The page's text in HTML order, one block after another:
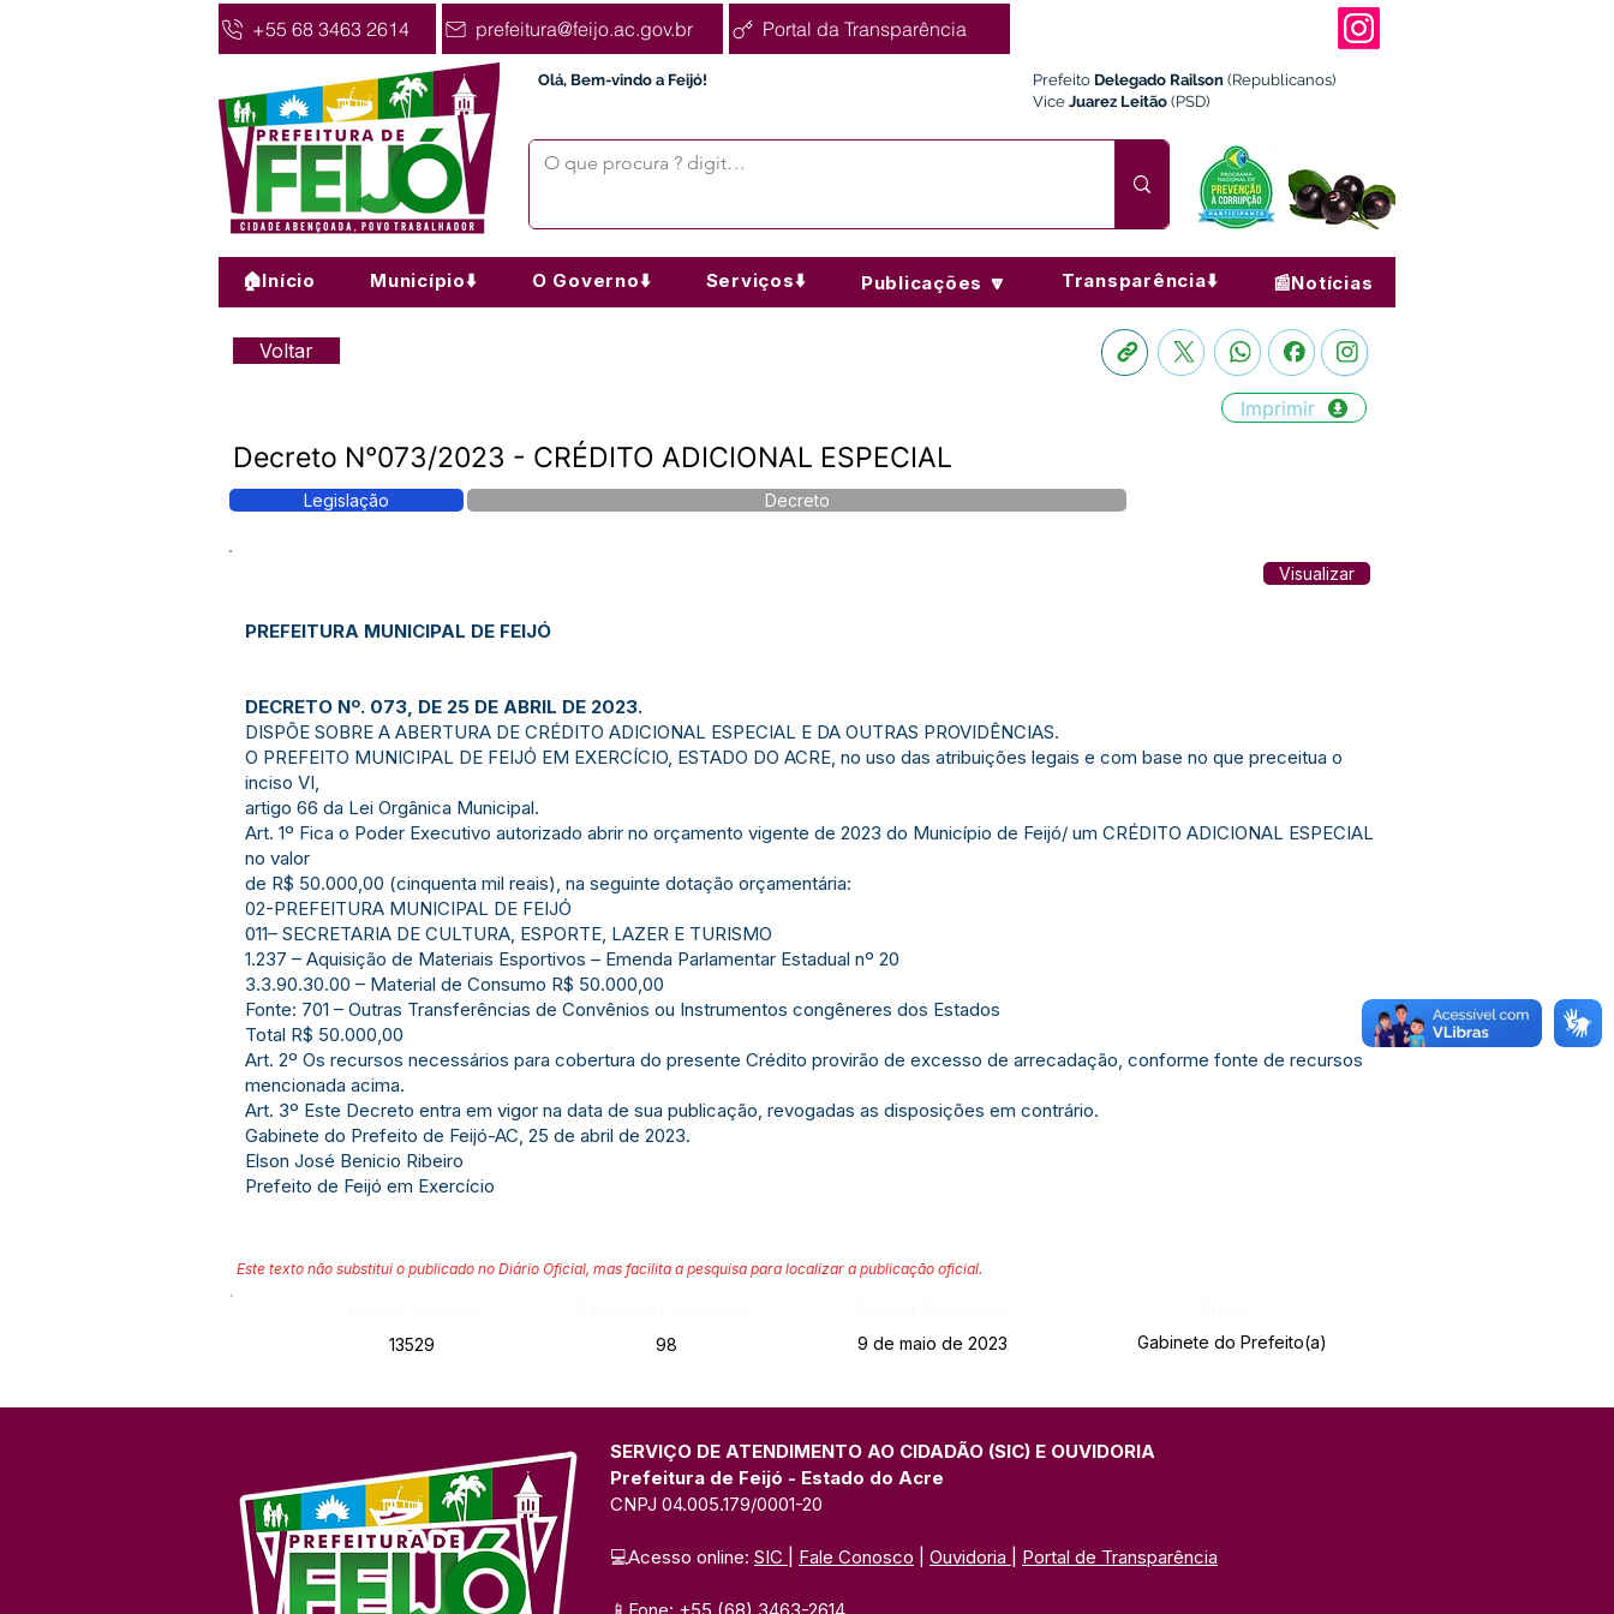
+55 68 3463 2614 prefeitura@feijo.ac.gov.br Portal da Transparência
Olá, Bem-vindo a Feijó! Prefeito Delegado Railson (Republicanos)
Vice Juarez Leitão (PSD)
🏠Início Município⬇️ O Governo⬇️ Serviços⬇️ Publicações 🔽 Transparência⬇️ 📰Notícias
Voltar
Imprimir
Decreto N°073/2023 - CRÉDITO ADICIONAL ESPECIAL
Legislação Decreto
Visualizar
PREFEITURA MUNICIPAL DE FEIJÓ
DECRETO Nº. 073, DE 25 DE ABRIL DE 2023.
DISPÕE SOBRE A ABERTURA DE CRÉDITO ADICIONAL ESPECIAL E DA OUTRAS PROVIDÊNCIAS.
O PREFEITO MUNICIPAL DE FEIJÓ EM EXERCÍCIO, ESTADO DO ACRE, no uso das atribuições legais e com base no que preceitua o
inciso VI,
artigo 66 da Lei Orgânica Municipal.
Art. 1º Fica o Poder Executivo autorizado abrir no orçamento vigente de 2023 do Município de Feijó/ um CRÉDITO ADICIONAL ESPECIAL
no valor
de R$ 50.000,00 (cinquenta mil reais), na seguinte dotação orçamentária:
02-PREFEITURA MUNICIPAL DE FEIJÓ
011– SECRETARIA DE CULTURA, ESPORTE, LAZER E TURISMO
1.237 – Aquisição de Materiais Esportivos – Emenda Parlamentar Estadual nº 20
3.3.90.30.00 – Material de Consumo R$ 50.000,00
Fonte: 701 – Outras Transferências de Convênios ou Instrumentos congêneres dos Estados
Total R$ 50.000,00
Art. 2º Os recursos necessários para cobertura do presente Crédito provirão de excesso de arrecadação, conforme fonte de recursos
mencionada acima.
Art. 3º Este Decreto entra em vigor na data de sua publicação, revogadas as disposições em contrário.
Gabinete do Prefeito de Feijó-AC, 25 de abril de 2023.
Elson José Benicio Ribeiro
Prefeito de Feijó em Exercício
Este texto não substitui o publicado no Diário Oficial, mas facilita a pesquisa para localizar a publicação oficial.
13529
98 9 de maio de 2023 Gabinete do Prefeito(a)
SERVIÇO DE ATENDIMENTO AO CIDADÃO (SIC) E OUVIDORIA
Prefeitura de Feijó - Estado do Acre
CNPJ 04.005.179/0001-20
💻Acesso online: SIC Fale Conosco Ouvidoria Portal de Transparência